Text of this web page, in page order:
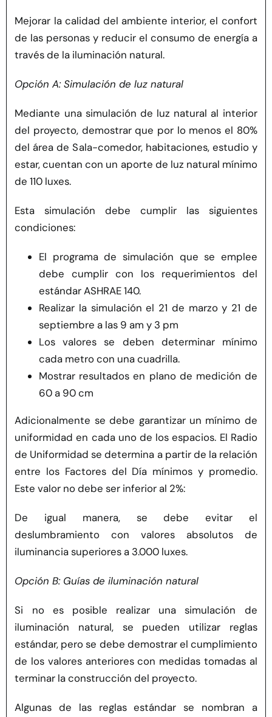
Mejorar la calidad del ambiente interior, el confort
de las personas y reducir el consumo de energía a
través de la iluminación natural.
Opción A: Simulación de luz natural
Mediante una simulación de luz natural al interior
del proyecto, demostrar que por lo menos el 80%
del área de Sala-comedor, habitaciones, estudio y
estar, cuentan con un aporte de luz natural mínimo
de 110 luxes.
Esta simulación debe cumplir las siguientes
condiciones:
El programa de simulación que se emplee
debe cumplir con los requerimientos del
estándar ASHRAE 140.
Realizar la simulación el 21 de marzo y 21 de
septiembre a las 9 am y 3 pm
Los valores se deben determinar mínimo
cada metro con una cuadrilla.
Mostrar resultados en plano de medición de
60 a 90 cm
Adicionalmente se debe garantizar un mínimo de
uniformidad en cada uno de los espacios. El Radio
de Uniformidad se determina a partir de la relación
entre los Factores del Día mínimos y promedio.
Este valor no debe ser inferior al 2%:
De igual manera, se debe evitar el
deslumbramiento con valores absolutos de
iluminancia superiores a 3.000 luxes.
Opción B: Guías de iluminación natural
Si no es posible realizar una simulación de
iluminación natural, se pueden utilizar reglas
estándar, pero se debe demostrar el cumplimiento
de los valores anteriores con medidas tomadas al
terminar la construcción del proyecto.
Algunas de las reglas estándar se nombran a